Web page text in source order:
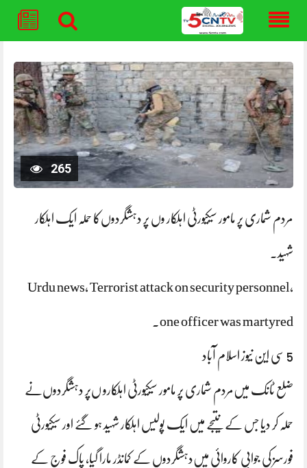
content
265
مردم شماری پر مامور سیکیورٹی اہلکار وں پر دہشگردوں‌کا حملہ ایک اہلکار
شہید.
Urdu news, Terrorist attack on security personnel,
one officer was martyred.
5 سی این نیوز اسلام آباد
ضلع ٹانک میں‌مردم شماری پر مامور سیکیورٹی اہلکارو ں‌پر دہشگردوں‌نے
حملہ کر دیا جس کے نتیجے میں ایک پولیس اہلکار شہید ہو گئے اور سیکیورٹی
فورسز کی جوابی کاروائی میں‌دہشگردوں کے کمانڈر مارا گیا، پاک فوج کے